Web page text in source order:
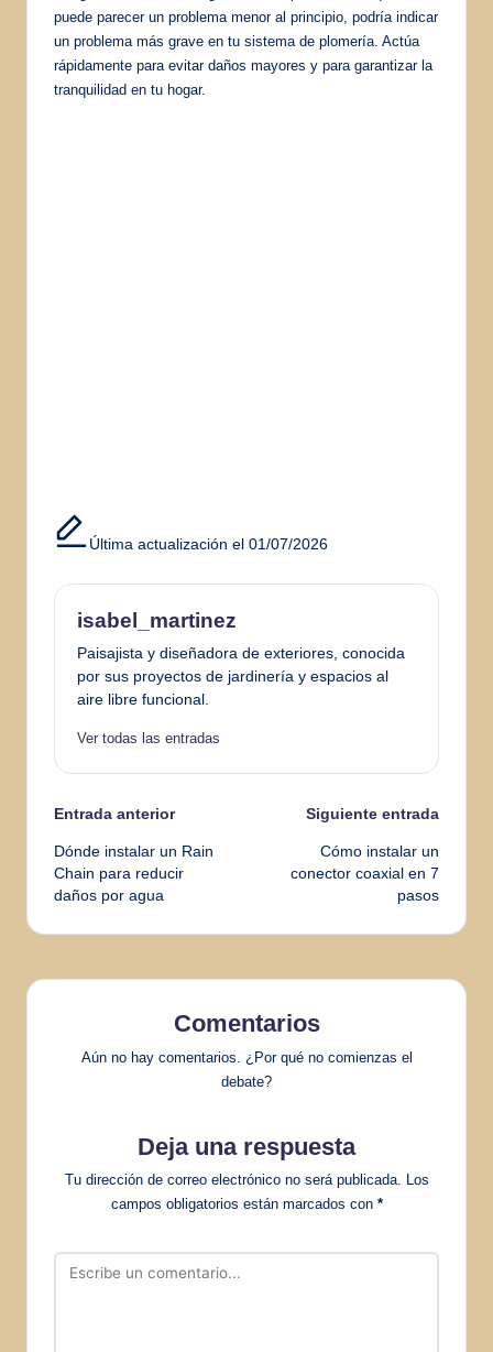
puede parecer un problema menor al principio, podría indicar
un problema más grave en tu sistema de plomería. Actúa
rápidamente para evitar daños mayores y para garantizar la
tranquilidad en tu hogar.
Última actualización el 01/07/2026
isabel_martinez
Paisajista y diseñadora de exteriores, conocida
por sus proyectos de jardinería y espacios al
aire libre funcional.
Ver todas las entradas
Navegación
de
entradas
Entrada anterior
Dónde instalar un Rain
Chain para reducir
daños por agua
Siguiente entrada
Cómo instalar un
conector coaxial en 7
pasos
Comentarios
Aún no hay comentarios. ¿Por qué no comienzas el
debate?
Deja una respuesta
Tu dirección de correo electrónico no será publicada. Los
campos obligatorios están marcados con *